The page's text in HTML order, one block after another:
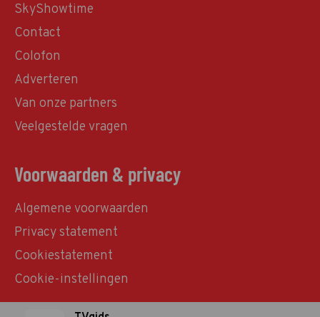
SkyShowtime
Contact
Colofon
Adverteren
Van onze partners
Veelgestelde vragen
Voorwaarden & privacy
Algemene voorwaarden
Privacy statement
Cookiestatement
Cookie-instellingen